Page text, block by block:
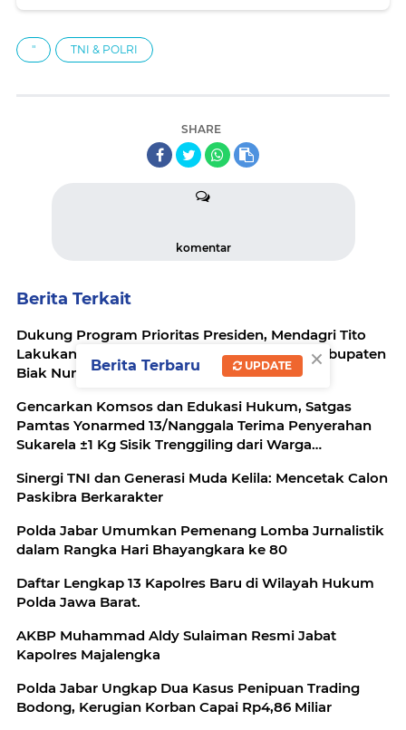
" TNI & POLRI
SHARE
komentar
Berita Terkait
Dukung Program Prioritas Presiden, Mendagri Tito
Lakukan Groundbreaking Sekolah Rakyat Kabupaten
Biak Numfor
Gencarkan Komsos dan Edukasi Hukum, Satgas
Pamtas Yonarmed 13/Nanggala Terima Penyerahan
Sukarela ±1 Kg Sisik Trenggiling dari Warga
Sinergi TNI dan Generasi Muda Kelila: Mencetak Calon
Paskibra Berkarakter
Polda Jabar Umumkan Pemenang Lomba Jurnalistik
dalam Rangka Hari Bhayangkara ke 80
Daftar Lengkap 13 Kapolres Baru di Wilayah Hukum
Polda Jawa Barat.
AKBP Muhammad Aldy Sulaiman Resmi Jabat
Kapolres Majalengka
Polda Jabar Ungkap Dua Kasus Penipuan Trading
Bodong, Kerugian Korban Capai Rp4,86 Miliar
×
Berita Terbaru UPDATE